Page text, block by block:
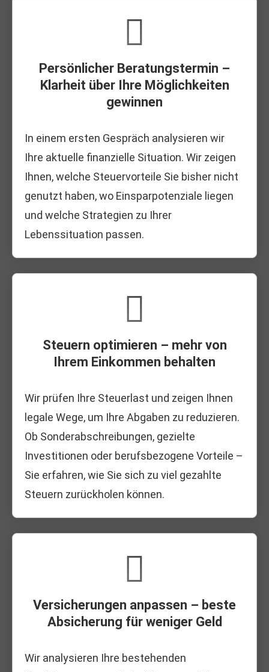
Persönlicher Beratungstermin –
Klarheit über Ihre Möglichkeiten
gewinnen
In einem ersten Gespräch analysieren wir
Ihre aktuelle finanzielle Situation. Wir zeigen
Ihnen, welche Steuervorteile Sie bisher nicht
genutzt haben, wo Einsparpotenziale liegen
und welche Strategien zu Ihrer
Lebenssituation passen.
Steuern optimieren – mehr von
Ihrem Einkommen behalten
Wir prüfen Ihre Steuerlast und zeigen Ihnen
legale Wege, um Ihre Abgaben zu reduzieren.
Ob Sonderabschreibungen, gezielte
Investitionen oder berufsbezogene Vorteile –
Sie erfahren, wie Sie sich zu viel gezahlte
Steuern zurückholen können.
Versicherungen anpassen – beste
Absicherung für weniger Geld
Wir analysieren Ihre bestehenden